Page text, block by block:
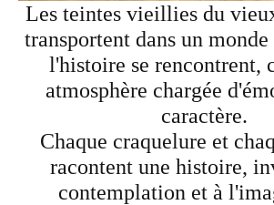
Les teintes vieillies du
transportent dans un
l'histoire se rencontrent,
atmosphère chargée
caractère.
Chaque craquelure et
racontent une histoire,
contemplation et à